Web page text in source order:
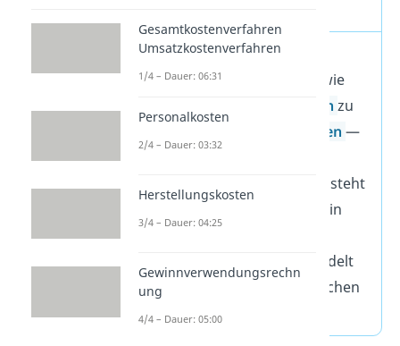
Die kalkulatorischen
Abschreibungen gehören wie
kalkulatorischen Zinsenzu
kalkulatorischen Kosten—
genauer gesagt den
Denn ihnen steht
in der Finanzbuchhaltung ein
Aufwand in anderer Höhe
gegenüber. Schließlich handelt
es sich bei den kalkulatorischen
Kosten umfiktive Kosten
Gesamtkostenverfahren
Umsatzkostenverfahren
1/4 – Dauer: 06:31
Personalkosten
2/4 – Dauer: 03:32
Herstellungskosten
3/4 – Dauer: 04:25
Gewinnverwendungsrechn
ung
4/4 – Dauer: 05:00